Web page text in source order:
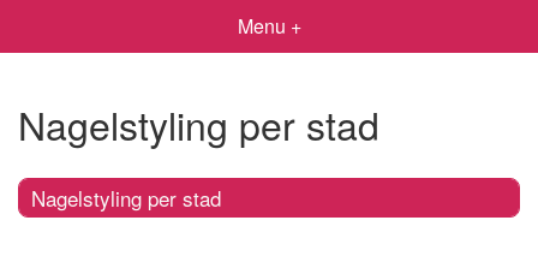
Menu +
Nagelstyling per stad
Nagelstyling per stad